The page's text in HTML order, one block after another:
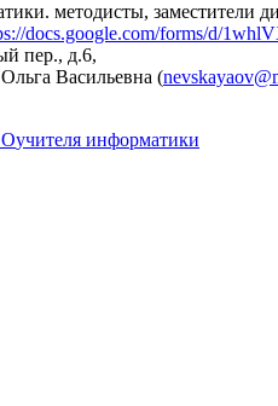
методисты, заместители
docs.google.com/forms/d/
пер., д.6,
Васильевна (
учителя информатики